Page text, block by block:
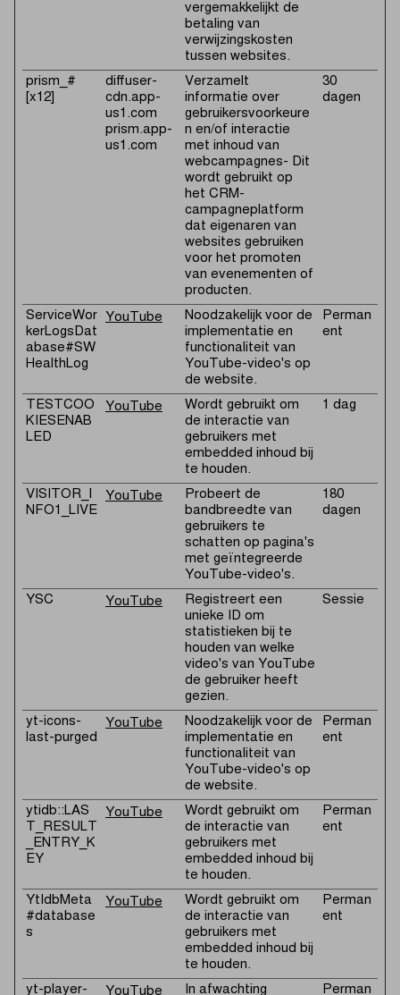
vergemakkelijkt de
betaling van
verwijzingskosten
tussen websites.
prism_#
[x12]
diffuser-
cdn.app-
us1.com
prism.app-
us1.com
Verzamelt
informatie over
gebruikersvoorkeure
n en/of interactie
met inhoud van
webcampagnes- Dit
wordt gebruikt op
het CRM-
campagneplatform
dat eigenaren van
websites gebruiken
voor het promoten
van evenementen of
producten.
30
dagen
ServiceWor
kerLogsDat
abase#SW
HealthLog
YouTube
Noodzakelijk voor de
implementatie en
functionaliteit van
YouTube-video's op
de website.
Perman
ent
TESTCOO
KIESENAB
LED
YouTube
Wordt gebruikt om
de interactie van
gebruikers met
embedded inhoud bij
te houden.
1 dag
VISITOR_I
NFO1_LIVE
YouTube
Probeert de
bandbreedte van
gebruikers te
schatten op pagina's
met geïntegreerde
YouTube-video's.
180
dagen
YSC YouTube
Registreert een
unieke ID om
statistieken bij te
houden van welke
video's van YouTube
de gebruiker heeft
gezien.
Sessie
yt-icons-
last-purged
YouTube
Noodzakelijk voor de
implementatie en
functionaliteit van
YouTube-video's op
de website.
Perman
ent
ytidb::LAS
T_RESULT
_ENTRY_K
EY
YouTube
Wordt gebruikt om
de interactie van
gebruikers met
embedded inhoud bij
te houden.
Perman
ent
YtIdbMeta
#database
s
YouTube
Wordt gebruikt om
de interactie van
gebruikers met
embedded inhoud bij
te houden.
Perman
ent
yt-player-
YouTube In afwachting
Perman